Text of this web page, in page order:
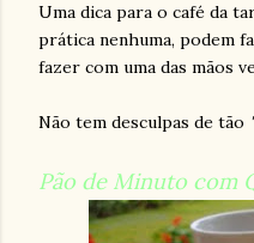
Uma dica para o café da
prática nenhuma, podem
fazer com uma das mãos
Não tem desculpas de tão
Pão de Minuto com